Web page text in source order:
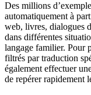
Des millions
automatiquement à
web, livres, dialogues
dans différentes
langage familier. Pour
filtrés par traduction
également effectuer
de repérer rapidement